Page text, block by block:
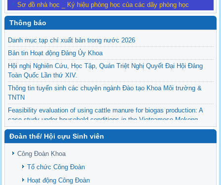
Sơ đồ nhà học _ Ký hiệu phòng học của các dãy phòng học
Thông báo
Danh mục tạp chí xuất bản trong nước 2026
Bản tin Hoạt động Đảng Ủy Khoa
Hội nghị Nghiên Cứu, Học Tập, Quán Triệt Nghị Quyết Đại Hội Đảng
Toàn Quốc Lần thứ XIV.
Thông tin tuyển sinh các chuyên ngành Đào tạo Khoa Môi trường &
TNTN
Feasibility evaluation of using cattle manure for biogas production: A
case study under household conditions in the Vietnamese Mekong
Delta
Sediment properties in flood-based farming systems in the Vietnamese
upstream Mekong Delta
Danh mục tạp chí xuất bản Quốc Tế 2026
Danh Mục các Đề Tài NCKH cấp Tỉnh năm 2024
Đoàn thể/ Hội cựu Sinh viên
Công Đoàn Khoa
Tổ chức Công Đoàn
Hoạt động Công Đoàn